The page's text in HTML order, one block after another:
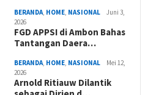
BERANDA, HOME, NASIONAL
Juni 3,
2026
FGD APPSI di Ambon Bahas
Tantangan Daera…
BERANDA, HOME, NASIONAL
Mei 12,
2026
Arnold Ritiauw Dilantik